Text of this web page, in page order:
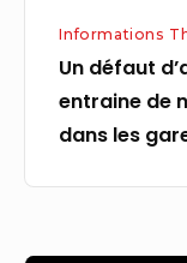
gares
Pays
Informations
Un défaut
entraine de
dans les